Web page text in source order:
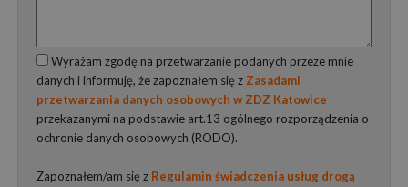
Wyrażam zgodę na przetwarzanie podanych przeze mnie
danych i informuję, że zapoznałem się z Zasadami
przetwarzania danych osobowych w ZDZ Katowice
przekazanymi na podstawie art.13 ogólnego rozporządzenia o
ochronie danych osobowych (RODO).
Zapoznałem/am się z Regulamin świadczenia usług drogą